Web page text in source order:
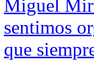
Miguel
sentimos
que